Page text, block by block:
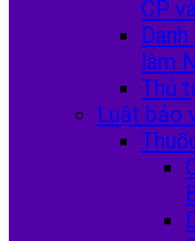
CP
làm
Thủ
Luật bảo